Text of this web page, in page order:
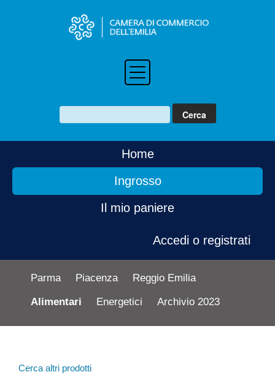
Home
Ingrosso
Il mio paniere
Accedi o registrati
Parma Piacenza Reggio Emilia
Alimentari Energetici Archivio 2023
Cerca altri prodotti